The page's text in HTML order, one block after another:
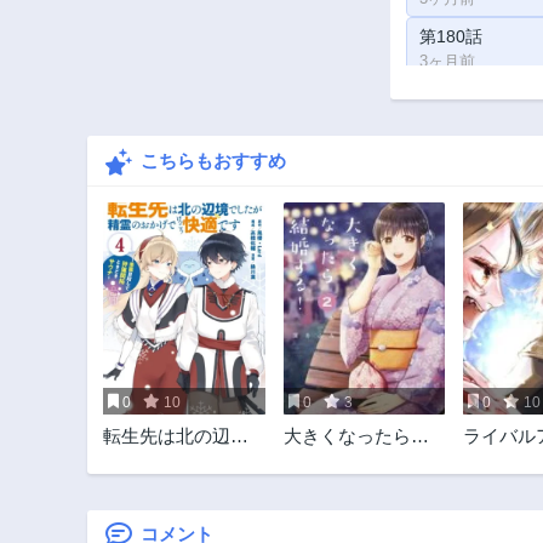
第180話
3ヶ月前
第175話
第165話
3ヶ月前
第160話
1年前
第155話
1年前
第150話
1年前
第145話
こちらもおすすめ
0 10
転生先は北の辺境
適です ～楽園目指
して狩猟開拓とき
0 3
大きくなったら結
0 10
ライバル
コメント